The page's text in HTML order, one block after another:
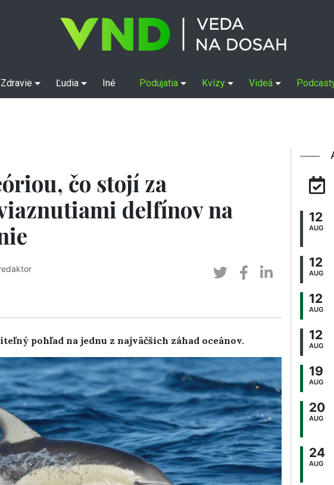
Zdravie Ľudia Iné Podujatia Kvízy Videá
čo stojí za
delfínov na
pohľad na jednu z najväčších záhad oceánov.
12
AUG
12
AUG
12
AUG
12
AUG
19
AUG
20
AUG
24
AUG